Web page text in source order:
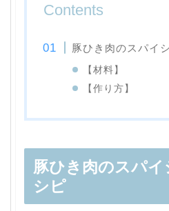
Contents
豚ひき肉のスパイ
【材料】
【作り方】
豚ひき肉のスパ
シピ